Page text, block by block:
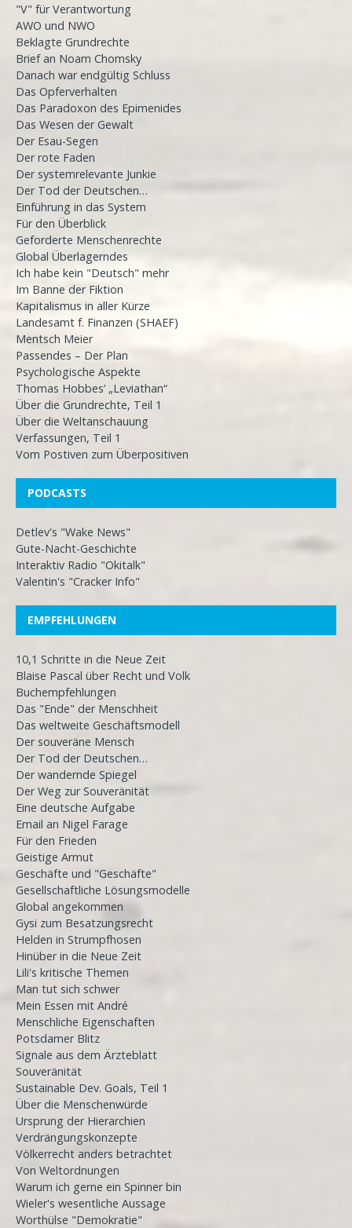
"V" für Verantwortung
AWO und NWO
Beklagte Grundrechte
Brief an Noam Chomsky
Danach war endgültig Schluss
Das Opferverhalten
Das Paradoxon des Epimenides
Das Wesen der Gewalt
Der Esau-Segen
Der rote Faden
Der systemrelevante Junkie
Der Tod der Deutschen…
Einführung in das System
Für den Überblick
Geforderte Menschenrechte
Global Überlagerndes
Ich habe kein "Deutsch" mehr
Im Banne der Fiktion
Kapitalismus in aller Kürze
Landesamt f. Finanzen (SHAEF)
Mentsch Meier
Passendes – Der Plan
Psychologische Aspekte
Thomas Hobbes’ „Leviathan“
Über die Grundrechte, Teil 1
Über die Weltanschauung
Verfassungen, Teil 1
Vom Postiven zum Überpositiven
PODCASTS
Detlev's "Wake News"
Gute-Nacht-Geschichte
Interaktiv Radio "Okitalk"
Valentin's "Cracker Info"
EMPFEHLUNGEN
10,1 Schritte in die Neue Zeit
Blaise Pascal über Recht und Volk
Buchempfehlungen
Das "Ende" der Menschheit
Das weltweite Geschäftsmodell
Der souveräne Mensch
Der Tod der Deutschen…
Der wandernde Spiegel
Der Weg zur Souveränität
Eine deutsche Aufgabe
Email an Nigel Farage
Für den Frieden
Geistige Armut
Geschäfte und "Geschäfte"
Gesellschaftliche Lösungsmodelle
Global angekommen
Gysi zum Besatzungsrecht
Helden in Strumpfhosen
Hinüber in die Neue Zeit
Lili's kritische Themen
Man tut sich schwer
Mein Essen mit André
Menschliche Eigenschaften
Potsdamer Blitz
Signale aus dem Ärzteblatt
Souveränität
Sustainable Dev. Goals, Teil 1
Über die Menschenwürde
Ursprung der Hierarchien
Verdrängungskonzepte
Völkerrecht anders betrachtet
Von Weltordnungen
Warum ich gerne ein Spinner bin
Wieler's wesentliche Aussage
Worthülse "Demokratie"